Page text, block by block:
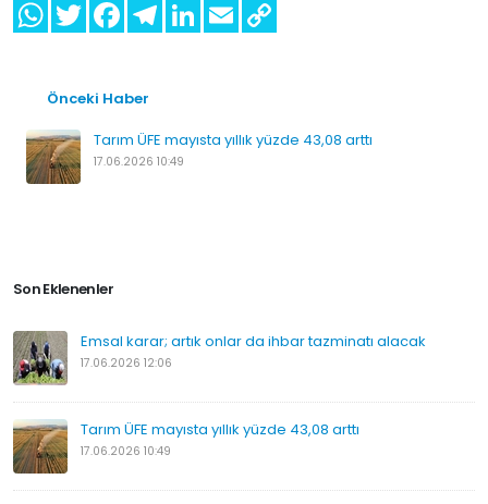
Önceki Haber
Tarım ÜFE mayısta yıllık yüzde 43,08 arttı
17.06.2026 10:49
Son Eklenenler
Emsal karar; artık onlar da ihbar tazminatı alacak
17.06.2026 12:06
Tarım ÜFE mayısta yıllık yüzde 43,08 arttı
17.06.2026 10:49